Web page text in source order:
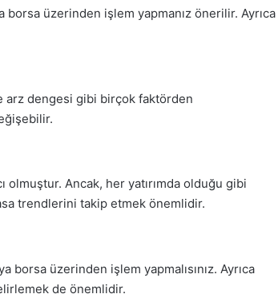
borsa üzerinden işlem yapmanız önerilir. Ayrıca
arz dengesi gibi birçok faktörden
olmuştur. Ancak, her yatırımda olduğu gibi
trendlerini takip etmek önemlidir.
borsa üzerinden işlem yapmalısınız. Ayrıca
de önemlidir.